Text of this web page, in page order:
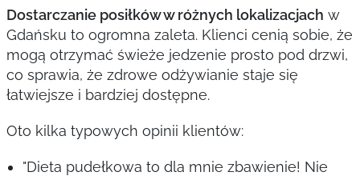
Dostarczanie posiłków w różnych lokalizacjach w
Gdańsku to ogromna zaleta. Klienci cenią sobie, że
mogą otrzymać świeże jedzenie prosto pod drzwi,
co sprawia, że zdrowe odżywianie staje się
łatwiejsze i bardziej dostępne.
Oto kilka typowych opinii klientów:
"Dieta pudełkowa to dla mnie zbawienie! Nie